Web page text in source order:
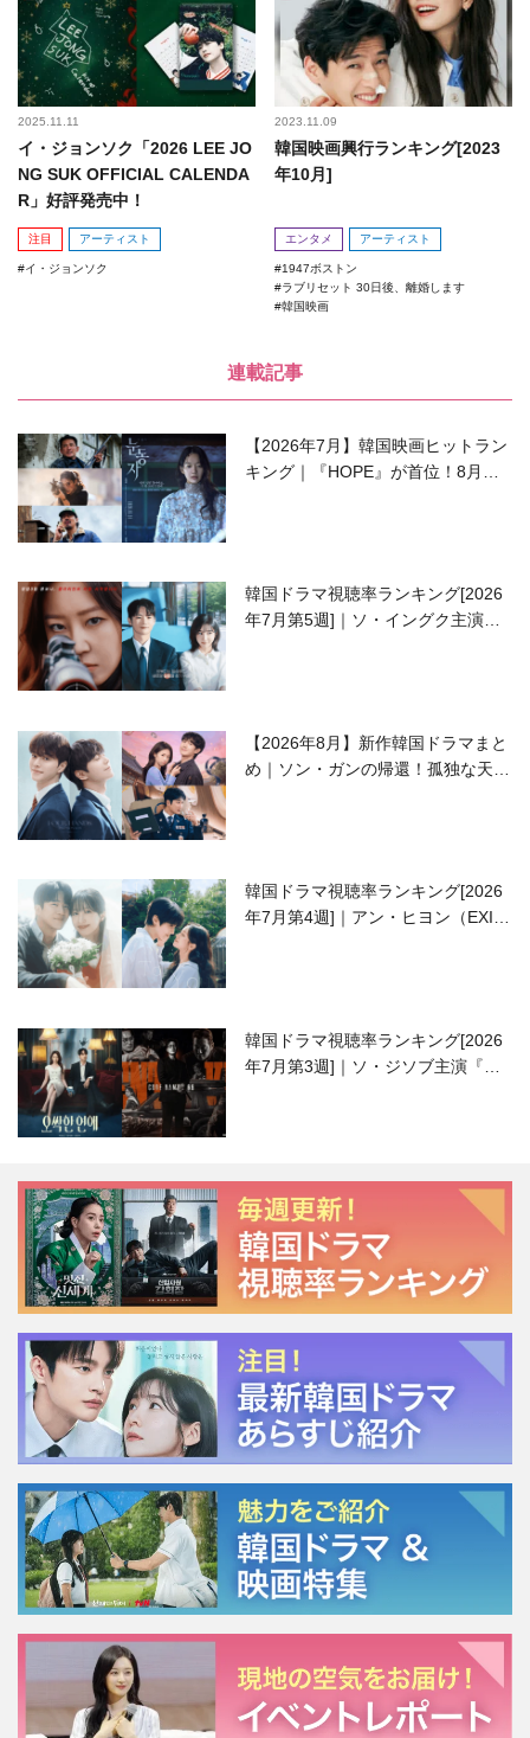
2025.11.11
イ・ジョンソク「2026 LEE JO
NG SUK OFFICIAL CALENDA
R」好評発売中！
注目 アーティスト
イ・ジョンソク
2023.11.09
韓国映画興行ランキング[2023
年10月]
エンタメ アーティスト
1947ボストン
ラブリセット 30日後、離婚します
韓国映画
連載記事
【2026年7月】韓国映画ヒットラン
キング｜『HOPE』が首位！8月公
韓国ドラマ視聴率ランキング[2026
年7月第5週]｜ソ・イングク主演の
【2026年8月】新作韓国ドラマまと
め｜ソン・ガンの帰還！孤独な天才
韓国ドラマ視聴率ランキング[2026
年7月第4週]｜アン・ヒヨン（EXID
韓国ドラマ視聴率ランキング[2026
年7月第3週]｜ソ・ジソブ主演『エ